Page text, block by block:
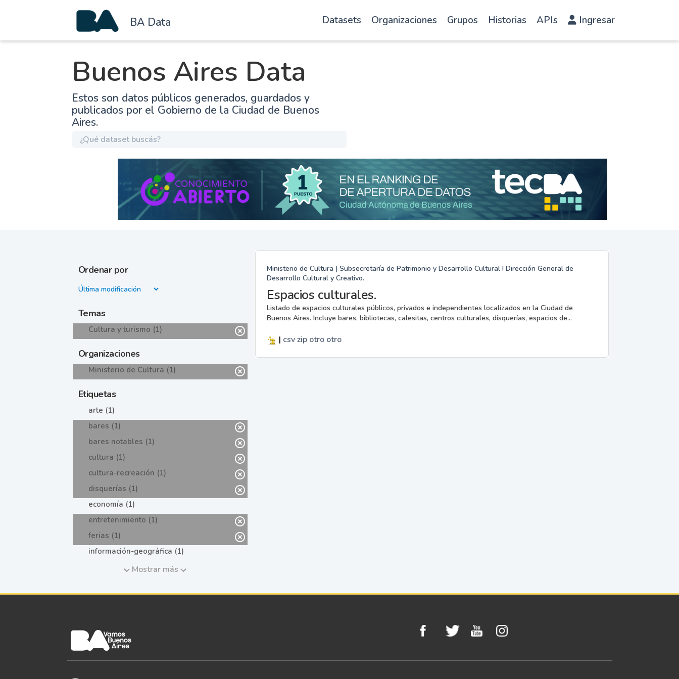
BA Data Datasets Organizaciones Grupos Historias APIs Ingresar
Buenos Aires Data
Estos son datos públicos generados, guardados y
publicados por el Gobierno de la Ciudad de Buenos
Aires.
Ordenar por
Temas
Cultura y turismo (1)
Organizaciones
Ministerio de Cultura (1)
Etiquetas
arte (1)
bares (1)
bares notables (1)
cultura (1)
cultura-recreación (1)
disquerías (1)
economía (1)
entretenimiento (1)
ferias (1)
información-geográfica (1)
Mostrar más
Ministerio de Cultura | Subsecretaría de Patrimonio y Desarrollo Cultural I Dirección General de
Desarrollo Cultural y Creativo.
Espacios culturales.
Listado de espacios culturales públicos, privados e independientes localizados en la Ciudad de
Buenos Aires. Incluye bares, bibliotecas, calesitas, centros culturales, disquerías, espacios de...
| csvzip otro otro